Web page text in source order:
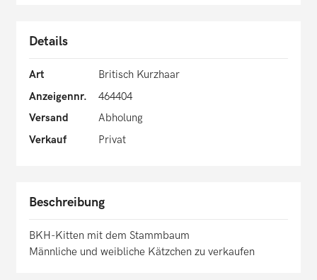
Details
Art
Britisch Kurzhaar
Anzeigennr.
464404
Versand
Abholung
Verkauf
Privat
Beschreibung
BKH-Kitten mit dem Stammbaum
Männliche und weibliche Kätzchen zu verkaufen